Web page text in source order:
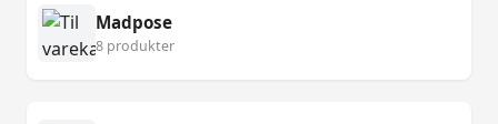
Madpose
8 produkter